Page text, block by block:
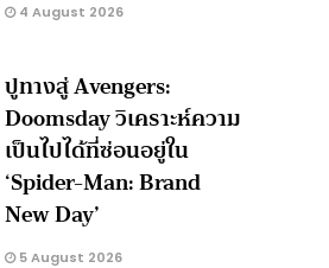
4 August 2026
ปูทางสู่ Avengers:
Doomsday วิเคราะห์ความ
เป็นไปได้ที่ซ่อนอยู่ใน
‘Spider-Man: Brand
New Day’
5 August 2026